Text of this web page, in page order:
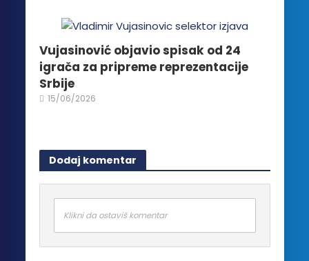
Vujasinović objavio spisak od 24
igrača za pripreme reprezentacije
Srbije
15/06/2026
Dodaj komentar
Klikni da ostaviš komentar